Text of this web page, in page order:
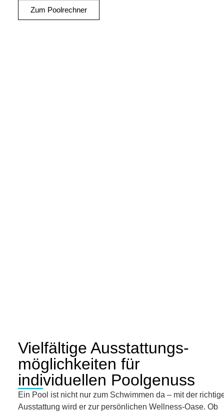
Zum Poolrechner
Vielfältige Ausstattungs-
möglichkeiten für
individuellen Poolgenuss
Ein Pool ist nicht nur zum Schwimmen da – mit der
Ausstattung wird er zur persönlichen Wellness-Oase. Ob